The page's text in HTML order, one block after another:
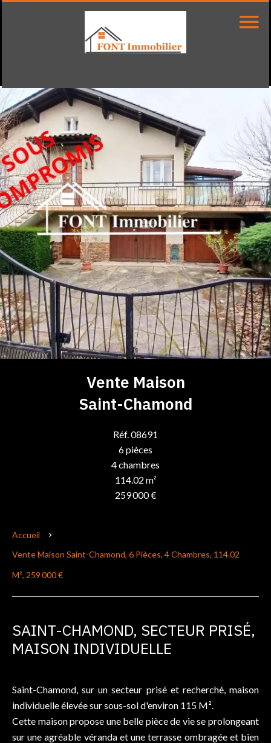
Vente Maison
Saint-Chamond
Réf. 08691
6 pièces
4 chambres
114.02 m²
259 000 €
Accueil
Vente Maison Saint-Chamond, 6 Pièces, 4 Chambres, 114.02
M², 259 000 €
SAINT-CHAMOND, SECTEUR PRISÉ,
MAISON INDIVIDUELLE
Saint-Chamond, sur un secteur prisé et recherché, maison
individuelle élevée sur sous-sol d'environ 115 M².
Cette maison propose une belle pièce de vie se prolongeant
sur une agréable véranda et une terrasse ombragée et bien